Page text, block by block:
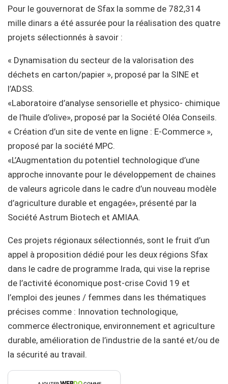
Pour le gouvernorat de Sfax la somme de 782,314
mille dinars a été assurée pour la réalisation des quatre
projets sélectionnés à savoir :
« Dynamisation du secteur de la valorisation des
déchets en carton/papier », proposé par la SINE et
l’ADSS.
«Laboratoire d’analyse sensorielle et physico- chimique
de l’huile d’olive», proposé par la Société Oléa Conseils.
« Création d’un site de vente en ligne : E-Commerce »,
proposé par la société MPC.
«L’Augmentation du potentiel technologique d’une
approche innovante pour le développement de chaines
de valeurs agricole dans le cadre d’un nouveau modèle
d’agriculture durable et engagée», présenté par la
Société Astrum Biotech et AMIAA.
Ces projets régionaux sélectionnés, sont le fruit d’un
appel à proposition dédié pour les deux régions Sfax
dans le cadre de programme Irada, qui vise la reprise
de l’activité économique post-crise Covid 19 et
l’emploi des jeunes / femmes dans les thématiques
précises comme : Innovation technologique,
commerce électronique, environnement et agriculture
durable, amélioration de l’industrie de la santé et/ou de
la sécurité au travail.